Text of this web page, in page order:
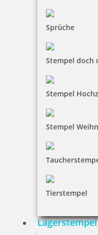
Sprüche
Stempel doch
Stempel
Stempel
Tierstempel
Lagerstempel
Jetzt gestalten
Holzstempel
inkl. 19 % Mwst.